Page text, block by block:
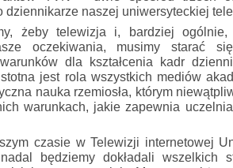
dziennikarze naszej uniwersyteckiej
żeby telewizja i, bardziej
oczekiwania, musimy starać
dla kształcenia kadr
jest rola wszystkich mediów
nauka rzemiosła, którym
warunkach, jakie zapewnia
czasie w Telewizji internetowej
będziemy dokładali wszelkich